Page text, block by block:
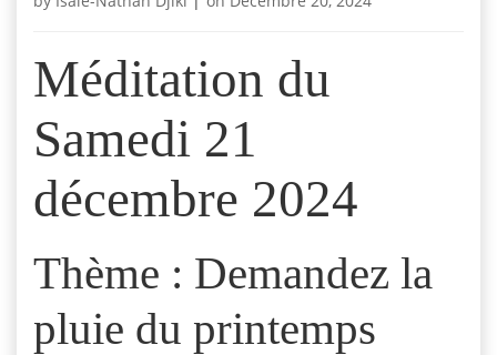
Méditation du
Samedi 21
décembre 2024
Thème : Demandez la
pluie du printemps